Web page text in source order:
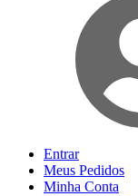
Entrar
Meus Pedidos
Minha Conta